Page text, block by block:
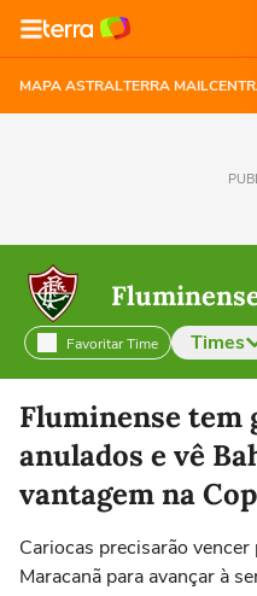
MAPA ASTRALTERRA MAIL
Favoritar Time Times
Selecione o time para ver
Fluminense tem
anulados e vê
vantagem na
Cariocas precisarão
Maracanã para avançar à